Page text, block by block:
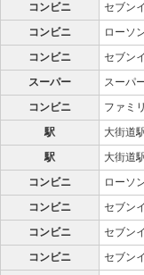
コンビニ
セブン
コンビニ
ローソ
コンビニ
セブン
スーパー
スーパ
コンビニ
ファミ
駅
大街道
駅
大街道
コンビニ
ローソ
コンビニ
セブン
コンビニ
セブン
コンビニ
セブン